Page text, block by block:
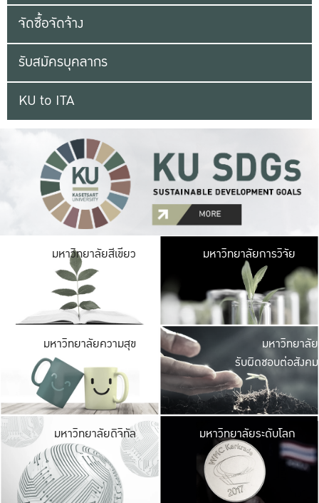
จัดซื้อจัดจ้าง
รับสมัครบุคลากร
KU to ITA
มหาวิทยาลัยสีเขียว มหาวิ
มีพื้นที่เขียวสดใส
เป็นป่าในเมือง เกษต
มหาวิทยาลัยการวิจัย
มหาวิทยาลัยความสุข มหาวิ
ค
เปิดประ
และพบเรื่องราวใ
มหาวิทยาลัย
รับผิดชอบต่อสังคม
มหาวิทยาลัยดิจิทัล มหาวิ
เปลี่ยนแปลง แล
เพื่อทำง
ระบบสารสนเทศ
มหาวิทยาลัยระดับโลก